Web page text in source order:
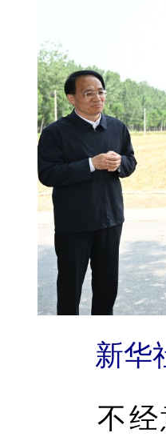
新华社
不经意